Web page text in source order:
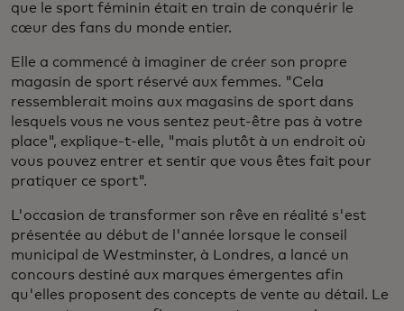
que le sport féminin était en train de conquérir le
cœur des fans du monde entier.
Elle a commencé à imaginer de créer son propre
magasin de sport réservé aux femmes. "Cela
ressemblerait moins aux magasins de sport dans
lesquels vous ne vous sentez peut-être pas à votre
place", explique-t-elle, "mais plutôt à un endroit où
vous pouvez entrer et sentir que vous êtes fait pour
pratiquer ce sport".
L'occasion de transformer son rêve en réalité s'est
présentée au début de l'année lorsque le conseil
municipal de Westminster, à Londres, a lancé un
concours destiné aux marques émergentes afin
qu'elles proposent des concepts de vente au détail. Le